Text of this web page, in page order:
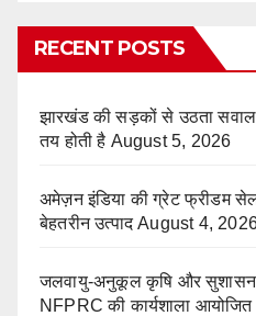
RECENT POSTS
झारखंड की सड़कों से उठता सवाल:
तय होती है August 5, 2026
अमेज़न इंडिया की ग्रेट फ्रीडम सेल
बेहतरीन उत्पाद August 4,
जलवायु-अनुकूल कृषि और सुशासन
NFPRC की कार्यशाला आयोजित